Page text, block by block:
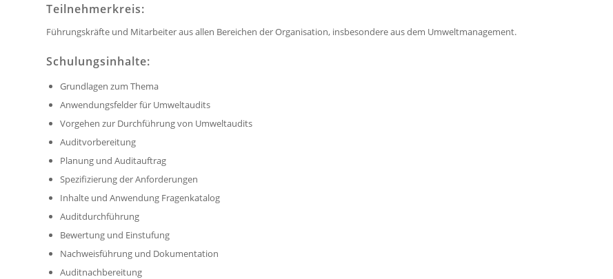
Teilnehmerkreis:
Führungskräfte und Mitarbeiter aus allen Bereichen der Organisation, insbesondere aus dem Umweltmanagement.
Schulungsinhalte:
Grundlagen zum Thema
Anwendungsfelder für Umweltaudits
Vorgehen zur Durchführung von Umweltaudits
Auditvorbereitung
Planung und Auditauftrag
Spezifizierung der Anforderungen
Inhalte und Anwendung Fragenkatalog
Auditdurchführung
Bewertung und Einstufung
Nachweisführung und Dokumentation
Auditnachbereitung